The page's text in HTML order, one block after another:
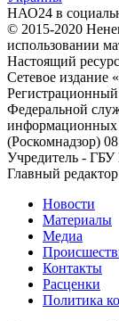
НАО24 в
© 2015-2020
использовании
Настоящий
Сетевое издание
Федеральной
информационных
(Роскомнадзор)
Учредитель -
Главный
Новости
Материалы
Медиа
Контакты
Расценки
Политика